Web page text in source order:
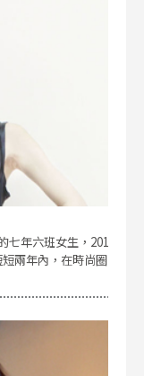
年六班女生，2011
兩年內，在時尚圈